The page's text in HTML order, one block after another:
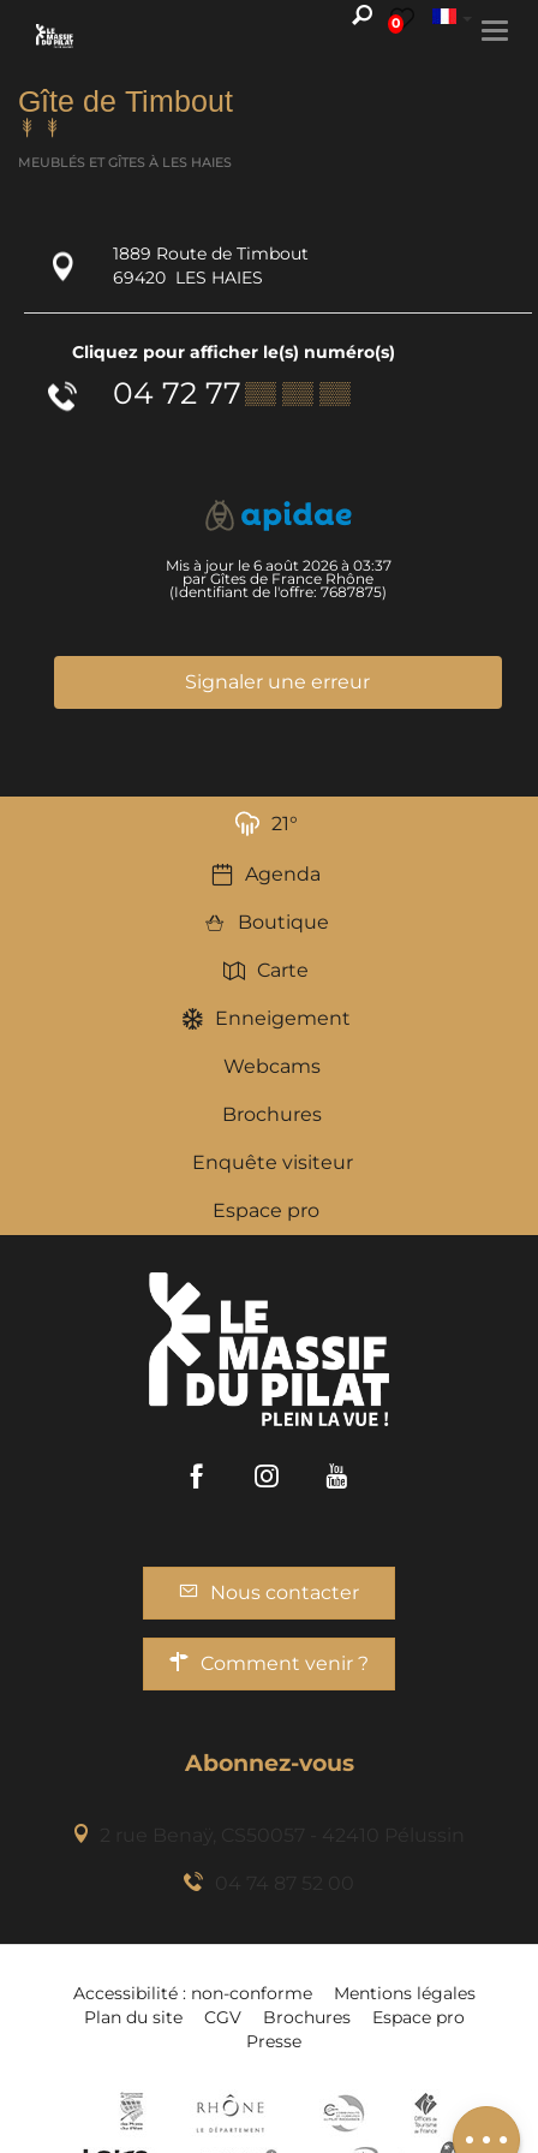
0
Gîte de Timbout
MEUBLÉS ET GÎTES À LES HAIES
Ajouter à mon
séjour
1889 Route de Timbout
69420 LES HAIES
Cliquez pour afficher le(s) numéro(s)
04 72 77▒▒ ▒▒ ▒▒
Mis à jour le 6 août 2026 à 03:37
par Gîtes de France Rhône
(Identifiant de l'offre: 7687875)
Signaler une erreur
21°
Agenda
Boutique
Carte
Enneigement
Webcams
Brochures
Enquête visiteur
Espace pro
FacebookInstagram
Nous contacter
Comment venir ?
Abonnez-vous
Accessibilité : non-conforme
Mentions légales
Plan du site
CGV Brochures
Espace pro
Presse